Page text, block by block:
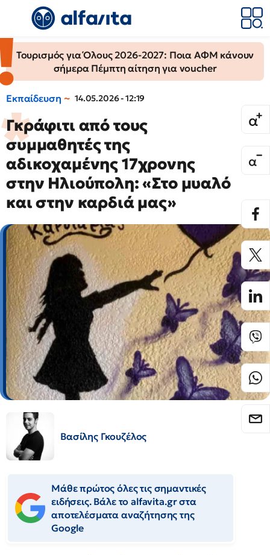
Τουρισμός για Όλους 2026-2027: Ποια ΑΦΜ κάνουν
σήμερα Πέμπτη αίτηση για voucher
Εκπαίδευση 14.05.2026 - 12:19
Γκράφιτι από τους
συμμαθητές της
αδικοχαμένης 17χρονης
στην Ηλιούπολη: «Στο μυαλό
και στην καρδιά μας»
Βασίλης Γκουζέλος
Μάθε πρώτος όλες τις σημαντικές
ειδήσεις. Βάλε το alfavita.gr στα
αποτελέσματα αναζήτησης της
Google